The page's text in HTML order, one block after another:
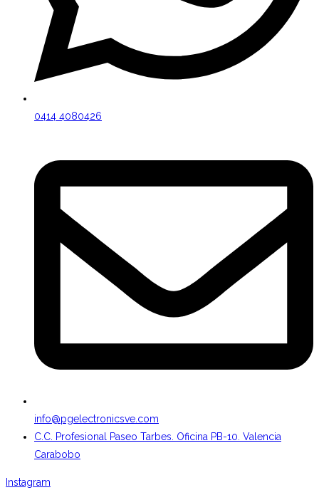
0414 4080426
info@pgelectronicsve.com
C.C. Profesional Paseo Tarbes. Oficina PB-10. Valencia
Carabobo
Instagram